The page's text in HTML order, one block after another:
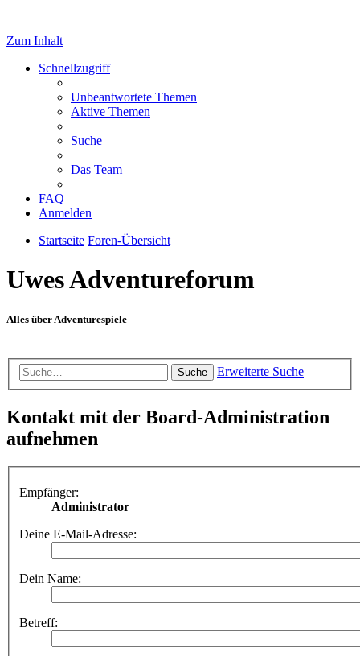
Zum Inhalt
Schnellzugriff
Unbeantwortete Themen
Aktive Themen
Suche
Das Team
FAQ
Anmelden
Startseite Foren-Übersicht
Uwes Adventureforum
Alles über Adventurespiele
Suche Erweiterte Suche
Kontakt mit der Board-Administration
aufnehmen
Empfänger:
Administrator
Deine E-Mail-Adresse:
Dein Name:
Betreff: